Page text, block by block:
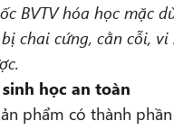
BVTV hóa học mặc
chai cứng, cằn cỗi,
học an toàn
phẩm có thành